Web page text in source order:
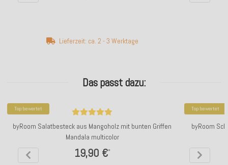
Lieferzeit: ca. 2 - 3 Werktage
Das passt dazu:
Top bewertet
byRoom Salatbesteck aus Mangoholz mit bunten Griffen
Mandala multicolor
19,90 €*
Top bewertet
byRoom